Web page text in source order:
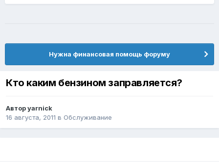
Нужна финансовая помощь форуму
Кто каким бензином заправляется?
Авторyarnick
16 августа, 2011 в Обслуживание